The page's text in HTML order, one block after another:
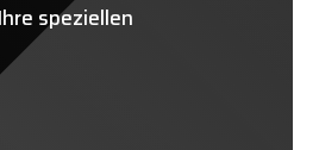
speziellen